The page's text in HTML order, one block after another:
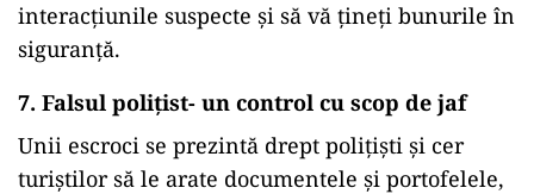
interacțiunile suspecte și să vă țineți bunurile în
siguranță.
7. Falsul polițist- un control cu scop de jaf
Unii escroci se prezintă drept polițiști și cer
turiștilor să le arate documentele și portofelele,